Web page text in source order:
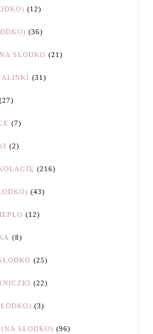
(12)
(36)
SŁODKO (21)
(31)
(27)
(7)
(2)
(216)
(43)
(12)
(8)
(25)
(22)
(3)
SŁODKO) (96)